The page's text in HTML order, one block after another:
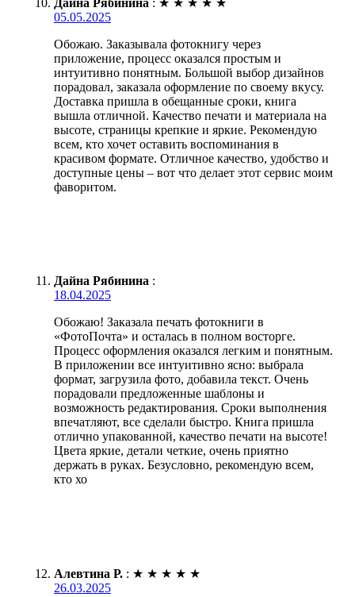
Дайна Рябинина : ★ ★ ★ ★ ★
05.05.2025
Обожаю. Заказывала фотокнигу через
приложение, процесс оказался простым и
интуитивно понятным. Большой выбор дизайнов
порадовал, заказала оформление по своему вкусу.
Доставка пришла в обещанные сроки, книга
вышла отличной. Качество печати и материала на
высоте, страницы крепкие и яркие. Рекомендую
всем, кто хочет оставить воспоминания в
красивом формате. Отличное качество, удобство и
доступные цены – вот что делает этот сервис моим
фаворитом.
Дайна Рябинина :
18.04.2025
Обожаю! Заказала печать фотокниги в
«ФотоПочта» и осталась в полном восторге.
Процесс оформления оказался легким и понятным.
В приложении все интуитивно ясно: выбрала
формат, загрузила фото, добавила текст. Очень
порадовали предложенные шаблоны и
возможность редактирования. Сроки выполнения
впечатляют, все сделали быстро. Книга пришла
отлично упакованной, качество печати на высоте!
Цвета яркие, детали четкие, очень приятно
держать в руках. Безусловно, рекомендую всем,
кто хо
Алевтина Р. : ★ ★ ★ ★ ★
26.03.2025